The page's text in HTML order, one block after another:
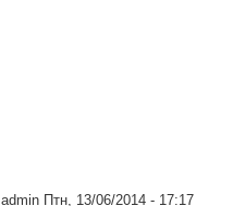
adminПтн, 13/06/2014 - 17:17